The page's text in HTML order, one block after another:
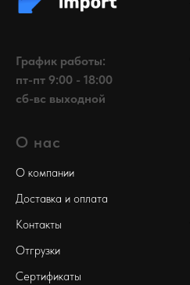
График работы:
пт-пт 9:00 - 18:00
сб-вс выходной
О нас
О компании
Доставка и оплата
Контакты
Отгрузки
Сертификаты